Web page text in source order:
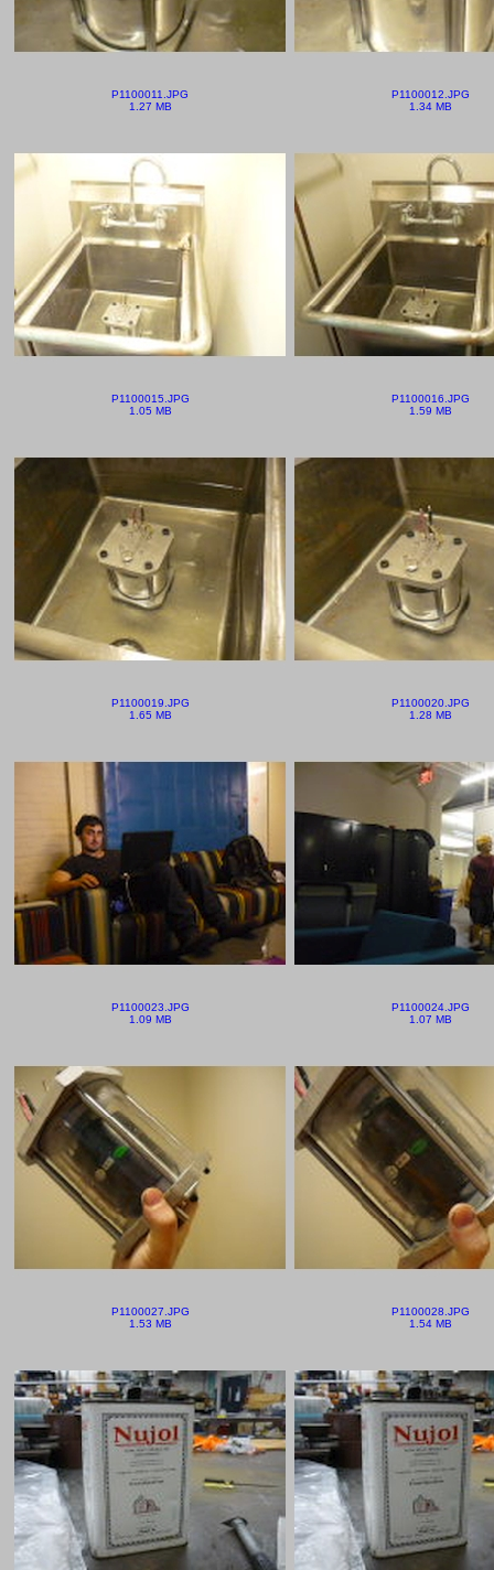
P1100011.JPG
1.27 MB
P1100012.JPG
1.34 MB
P1100015.JPG
1.05 MB
P1100016.JPG
1.59 MB
P1100019.JPG
1.65 MB
P1100020.JPG
1.28 MB
P1100023.JPG
1.09 MB
P1100024.JPG
1.07 MB
P1100027.JPG
1.53 MB
P1100028.JPG
1.54 MB